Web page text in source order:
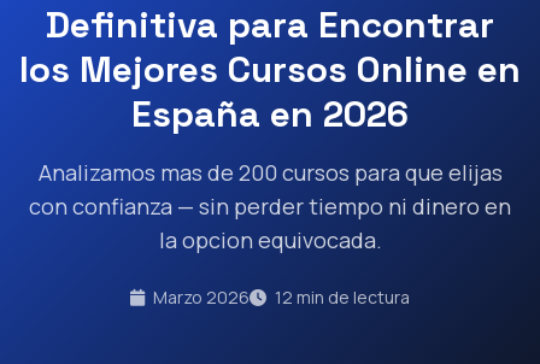
Definitiva para Encontrar
los Mejores Cursos Online en
España en 2026
Analizamos mas de 200 cursos para que elijas
con confianza — sin perder tiempo ni dinero en
la opcion equivocada.
Marzo 2026 12 min de lectura